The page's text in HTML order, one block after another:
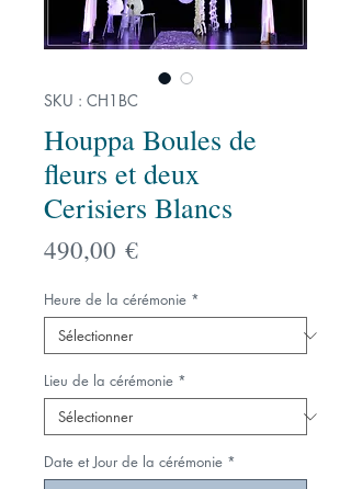
SKU : CH1BC
Houppa Boules de
fleurs et deux
Cerisiers Blancs
490,00 €Prix
Heure de la cérémonie *
Lieu de la cérémonie *
Date et Jour de la cérémonie *